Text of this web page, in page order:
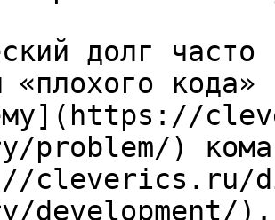
долг часто
«плохого
problem/)
cleverics.ru/
development/